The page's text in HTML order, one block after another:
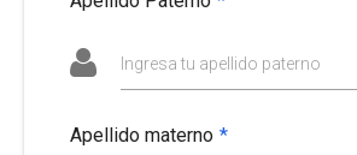
Ingresa tu apellido paterno
Apellido materno *